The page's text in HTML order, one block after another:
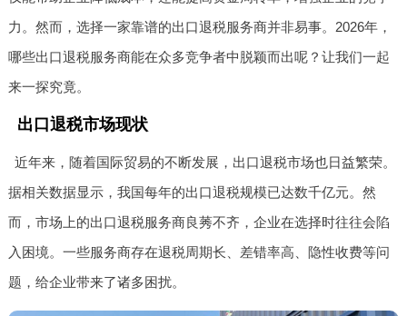
力。然而，选择一家靠谱的出口退税服务商并非易事。2026年，
哪些出口退税服务商能在众多竞争者中脱颖而出呢？让我们一起
来一探究竟。
出口退税市场现状
近年来，随着国际贸易的不断发展，出口退税市场也日益繁荣。
据相关数据显示，我国每年的出口退税规模已达数千亿元。然
而，市场上的出口退税服务商良莠不齐，企业在选择时往往会陷
入困境。一些服务商存在退税周期长、差错率高、隐性收费等问
题，给企业带来了诸多困扰。